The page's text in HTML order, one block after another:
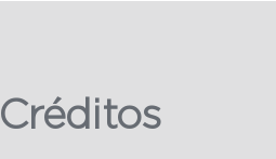
Créditos